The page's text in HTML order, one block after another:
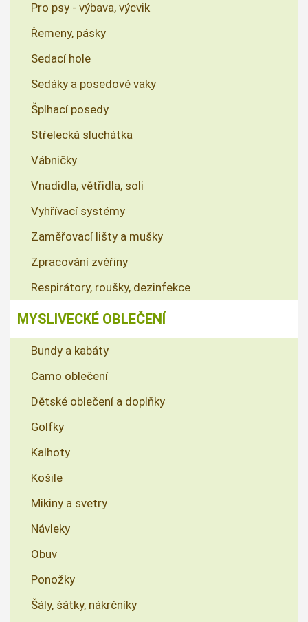
Pro psy - výbava, výcvik
Řemeny, pásky
Sedací hole
Sedáky a posedové vaky
Šplhací posedy
Střelecká sluchátka
Vábničky
Vnadidla, větřidla, soli
Vyhřívací systémy
Zaměřovací lišty a mušky
Zpracování zvěřiny
Respirátory, roušky, dezinfekce
MYSLIVECKÉ OBLEČENÍ
Bundy a kabáty
Camo oblečení
Dětské oblečení a doplňky
Golfky
Kalhoty
Košile
Mikiny a svetry
Návleky
Obuv
Ponožky
Šály, šátky, nákrčníky